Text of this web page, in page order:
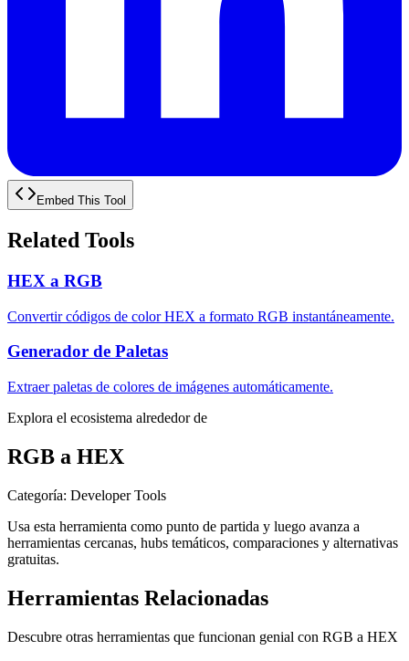
Embed This Tool
Related Tools
HEX a RGB
Convertir códigos de color HEX a formato RGB instantáneamente.
Generador de Paletas
Extraer paletas de colores de imágenes automáticamente.
Explora el ecosistema alrededor de
RGB a HEX
Categoría: Developer Tools
Usa esta herramienta como punto de partida y luego avanza a
herramientas cercanas, hubs temáticos, comparaciones y alternativas
gratuitas.
Herramientas Relacionadas
Descubre otras herramientas que funcionan genial con RGB a HEX